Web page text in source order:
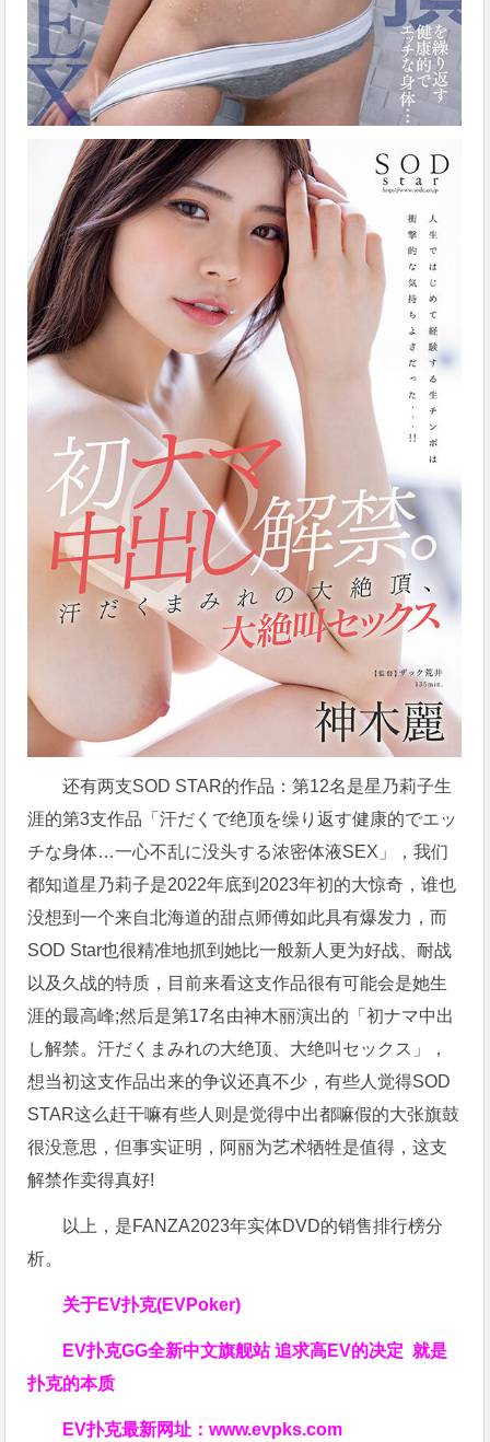
还有两支SOD STAR的作品：第12名是星乃莉子生
涯的第3支作品「汗だくで绝顶を缲り返す健康的でエッ
チな身体…一心不乱に没头する浓密体液SEX」，我们
都知道星乃莉子是2022年底到2023年初的大惊奇，谁也
没想到一个来自北海道的甜点师傅如此具有爆发力，而
SOD Star也很精准地抓到她比一般新人更为好战、耐战
以及久战的特质，目前来看这支作品很有可能会是她生
涯的最高峰;然后是第17名由神木丽演出的「初ナマ中出
し解禁。汗だくまみれの大绝顶、大绝叫セックス」，
想当初这支作品出来的争议还真不少，有些人觉得SOD
STAR这么赶干嘛有些人则是觉得中出都嘛假的大张旗鼓
很没意思，但事实证明，阿丽为艺术牺牲是值得，这支
解禁作卖得真好!
以上，是FANZA2023年实体DVD的销售排行榜分
析。
关于EV扑克(EVPoker)
EV扑克GG全新中文旗舰站追求高EV的决定就是
扑克的本质
EV扑克最新网址：www.evpks.com